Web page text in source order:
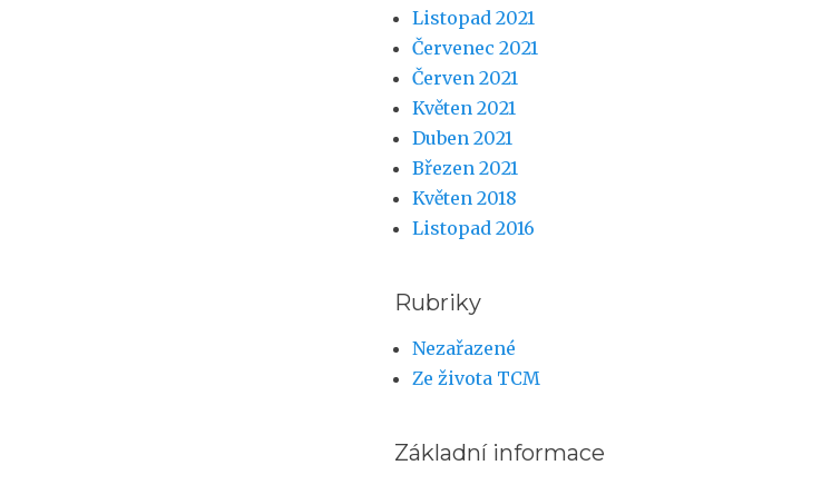
Listopad 2021
Červenec 2021
Červen 2021
Květen 2021
Duben 2021
Březen 2021
Květen 2018
Listopad 2016
Rubriky
Nezařazené
Ze života TCM
Základní informace